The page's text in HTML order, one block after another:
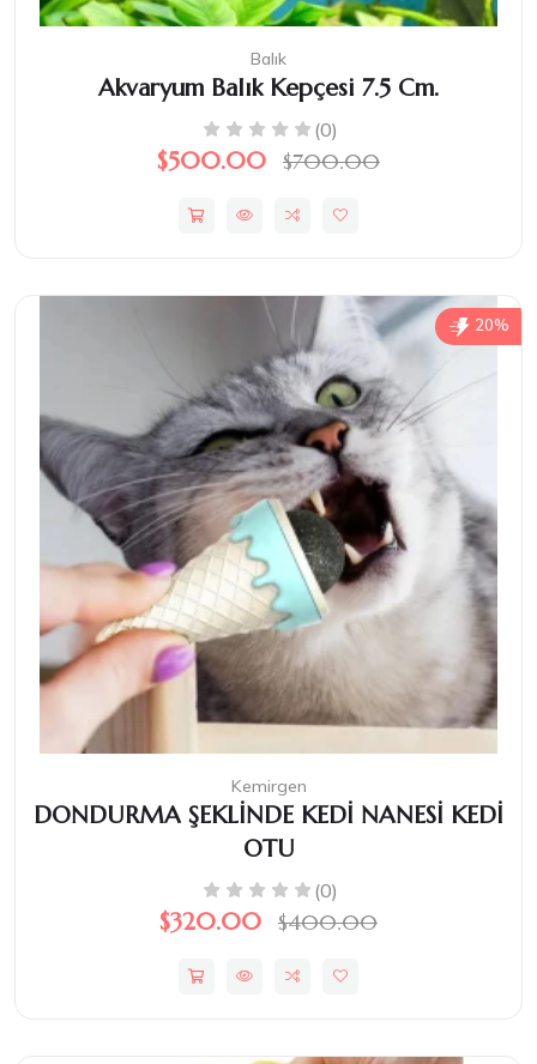
Balık
Akvaryum Balık Kepçesi 7.5 Cm.
(0)
$500.00 $700.00
Kemirgen
DONDURMA ŞEKLİNDE KEDİ NANESİ KEDİ
OTU
(0)
$320.00 $400.00
20%